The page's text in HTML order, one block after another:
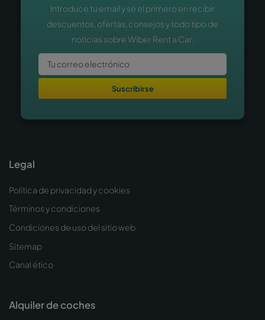
Introduce tu email y sé el primero en recibir
descuentos, ofertas, consejos y todo tipo de
noticias sobre Wiber Rent a Car.
Suscribirse
Legal
Política de privacidad y cookies
Términos y condiciones
Condiciones de uso del sitio web
Sitemap
Canal ético
Alquiler de coches